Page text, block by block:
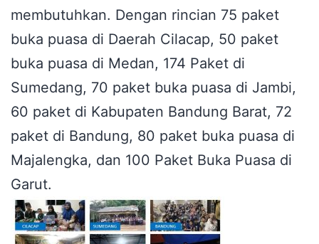
membutuhkan. Dengan rincian 75 paket
buka puasa di Daerah Cilacap, 50 paket
buka puasa di Medan, 174 Paket di
Sumedang, 70 paket buka puasa di Jambi,
60 paket di Kabupaten Bandung Barat, 72
paket di Bandung, 80 paket buka puasa di
Majalengka, dan 100 Paket Buka Puasa di
Garut.